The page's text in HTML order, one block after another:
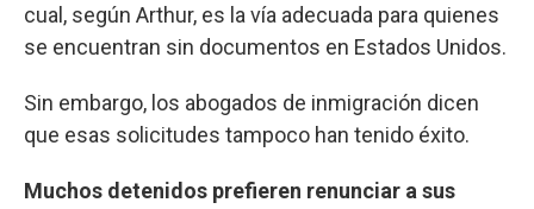
cual, según Arthur, es la vía adecuada para quienes
se encuentran sin documentos en Estados Unidos.
Sin embargo, los abogados de inmigración dicen
que esas solicitudes tampoco han tenido éxito.
Muchos detenidos prefieren renunciar a sus